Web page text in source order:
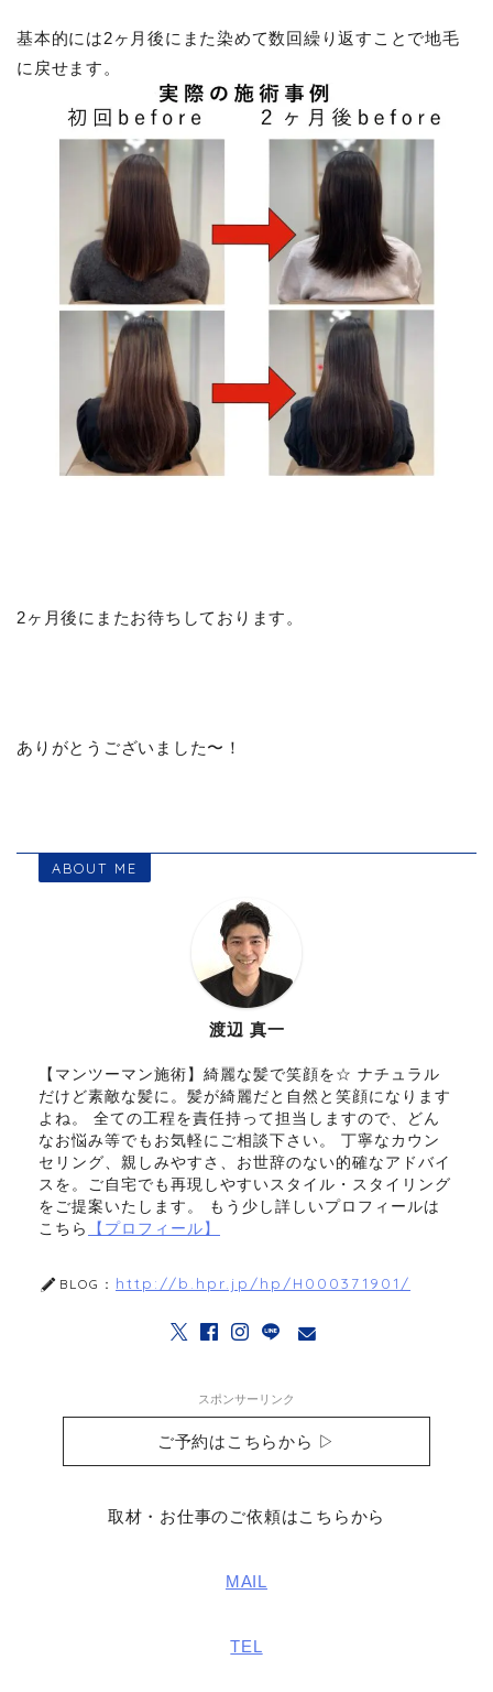
基本的には2ヶ月後にまた染めて数回繰り返すことで地毛
に戻せます。
2ヶ月後にまたお待ちしております。
ありがとうございました〜！
ABOUT ME
渡辺 真一
【マンツーマン施術】綺麗な髪で笑顔を☆ ナチュラル
だけど素敵な髪に。髪が綺麗だと自然と笑顔になります
よね。 全ての工程を責任持って担当しますので、どん
なお悩み等でもお気軽にご相談下さい。 丁寧なカウン
セリング、親しみやすさ、お世辞のない的確なアドバイ
スを。ご自宅でも再現しやすいスタイル・スタイリング
をご提案いたします。 もう少し詳しいプロフィールは
こちら
【プロフィール】
BLOG： http://b.hpr.jp/hp/H000371901/
スポンサーリンク
ご予約はこちらから ▷
取材・お仕事のご依頼はこちらから
MAIL
TEL